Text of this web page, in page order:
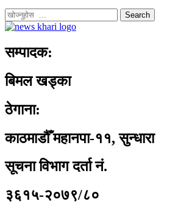
Search
सम्पादक:
बिमल खड्का
ठेगाना:
काठमाडौँ महानपा-११, सुन्धारा
सूचना विभाग दर्ता नं.
३६१५-२०७९/८०